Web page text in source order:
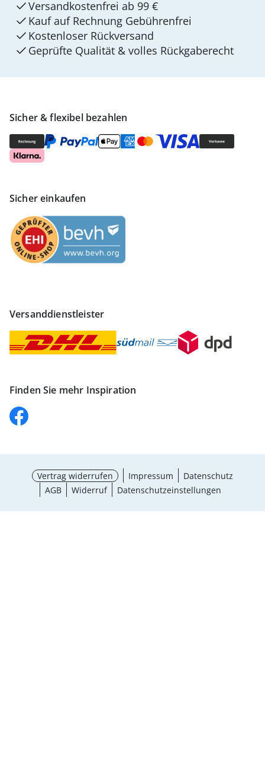
Sicher & flexibel bezahlen
Sicher einkaufen
Versanddienstleister
Finden Sie mehr Inspiration
Versandkostenfrei ab 99 €
Kauf auf Rechnung Gebührenfrei
Kostenloser Rückversand
Geprüfte Qualität & volles Rückgaberecht
Vertrag widerrufen Impressum
Datenschutz
AGB
Widerruf Datenschutzeinstellungen